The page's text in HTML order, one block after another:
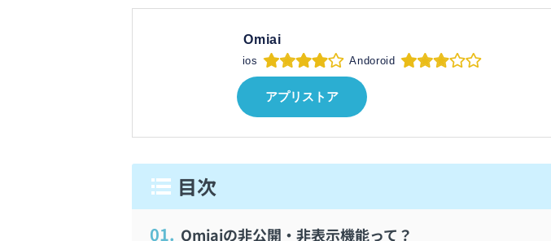
Omiai
ios Andoroid
アプリストア
1. Omiaiの非公開・非表示機能って？